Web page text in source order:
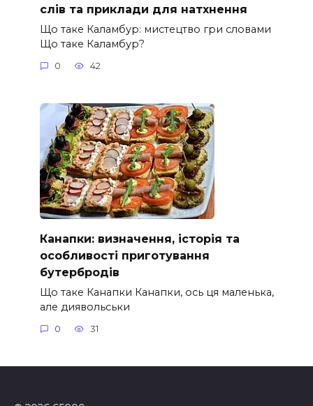
слів та приклади для натхнення
Що таке Каламбур: мистецтво гри словами
Що таке Каламбур?
0 42
Канапки: визначення, історія та
особливості приготування
бутербродів
Що таке Канапки Канапки, ось ця маленька,
але диявольськи
0 31